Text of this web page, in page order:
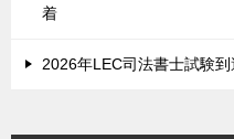
着
2026年LEC司法書士試験